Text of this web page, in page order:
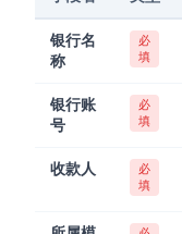
银行名
称
必
填
银行账
号
必
填
收款人
必
填